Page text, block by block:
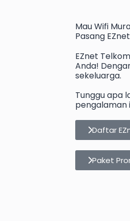
MauWifi
Pasang EZnet
EZnet
Anda!
sekeluarga.
Tunggu apa
pengalaman
Daftar
Paket